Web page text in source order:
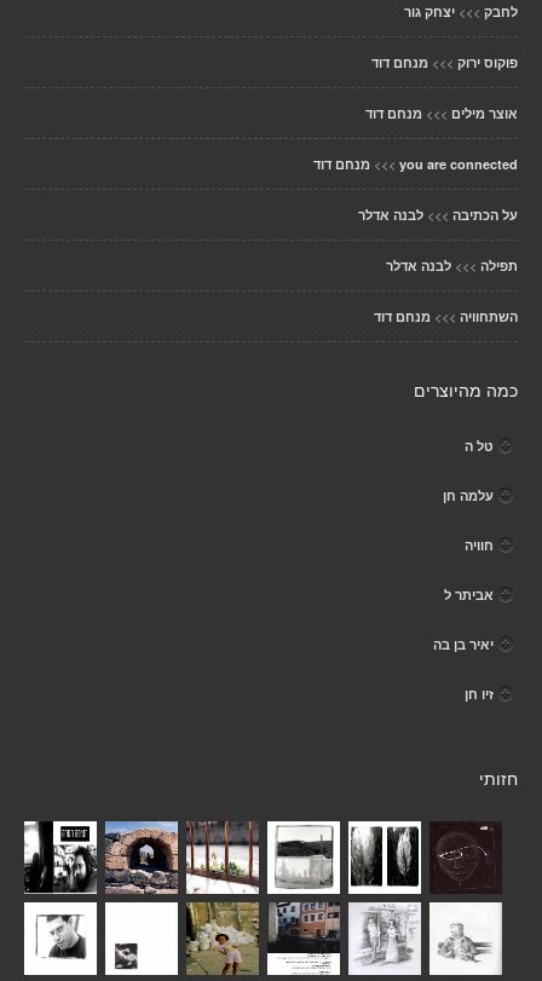
לחבק >>> יצחק גור
פוקוס ירוק >>> מנחם דוד
אוצר מילים >>> מנחם דוד
you are connected
>>> מנחם דוד
על הכתיבה >>> לבנה אדלר
תפילה >>> לבנה אדלר
השתחוויה >>> מנחם דוד
כמה מהיוצרים
טל ה
עלמה חן
חוויה
אביתר ל
יאיר בן בה
זיו חן
חזותי